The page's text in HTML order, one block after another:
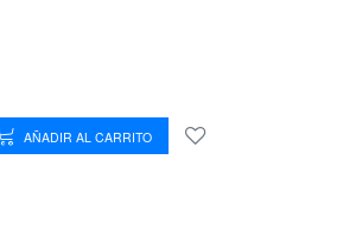
AÑADIR AL CARRITO